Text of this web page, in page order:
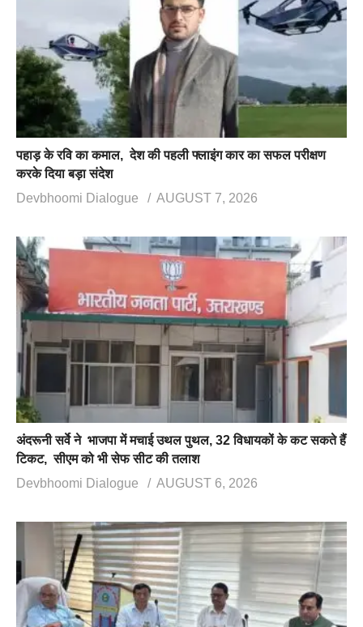
पहाड़ के रवि का कमाल, देश की पहली फ्लाइंग कार का सफल परीक्षण
करके दिया बड़ा संदेश
Devbhoomi Dialogue
AUGUST 7, 2026
अंदरूनी सर्वे ने भाजपा में मचाई उथल पुथल, 32 विधायकों के कट सकते हैं
टिकट, सीएम को भी सेफ सीट की तलाश
Devbhoomi Dialogue
AUGUST 6, 2026